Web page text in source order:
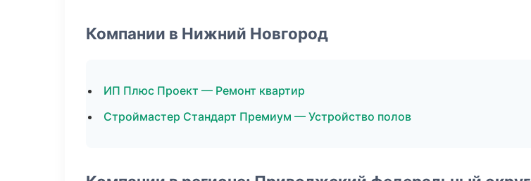
Компании в Нижний Новгород
ИП Плюс Проект — Ремонт квартир
Строймастер Стандарт Премиум — Устройство полов